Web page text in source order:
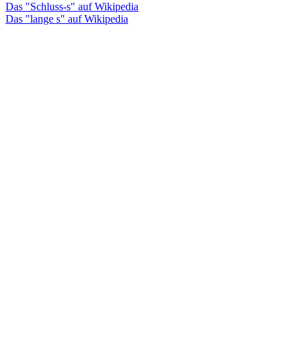
Das "Schluss-s" auf Wikipedia
Das "lange s" auf Wikipedia